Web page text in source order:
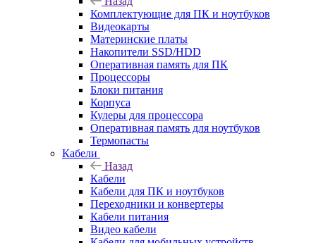
Комплектующие для ПК и ноутбуков
Видеокарты
Материнские платы
Накопители SSD/HDD
Оперативная память для ПК
Процессоры
Блоки питания
Корпуса
Кулеры для процессора
Оперативная память для ноутбуков
Термопасты
Кабели
Назад
Кабели
Кабели для ПК и ноутбуков
Переходники и конвертеры
Кабели питания
Видео кабели